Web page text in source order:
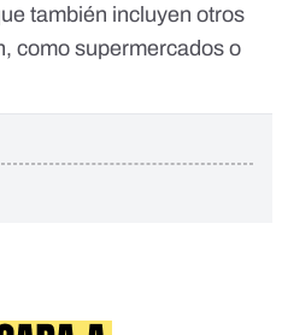
también incluyen otros
como supermercados o